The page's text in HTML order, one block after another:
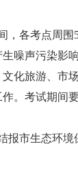
，各考点周
噪声污染影响
化旅游、市
。考试期间
报市生态环